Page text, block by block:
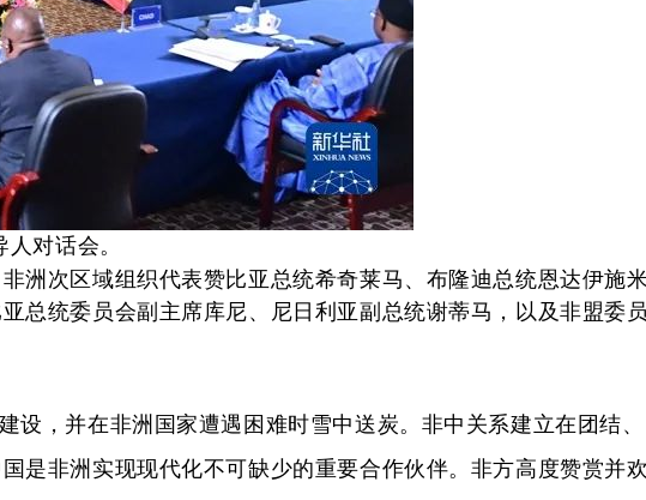
对话会。
次区域组织代表赞比亚总统希奇莱马、布隆迪总统恩达伊施
总统委员会副主席库尼、尼日利亚副总统谢蒂马，以及非盟委
，并在非洲国家遭遇困难时雪中送炭。非中关系建立在团结、
是非洲实现现代化不可缺少的重要合作伙伴。非方高度赞赏并